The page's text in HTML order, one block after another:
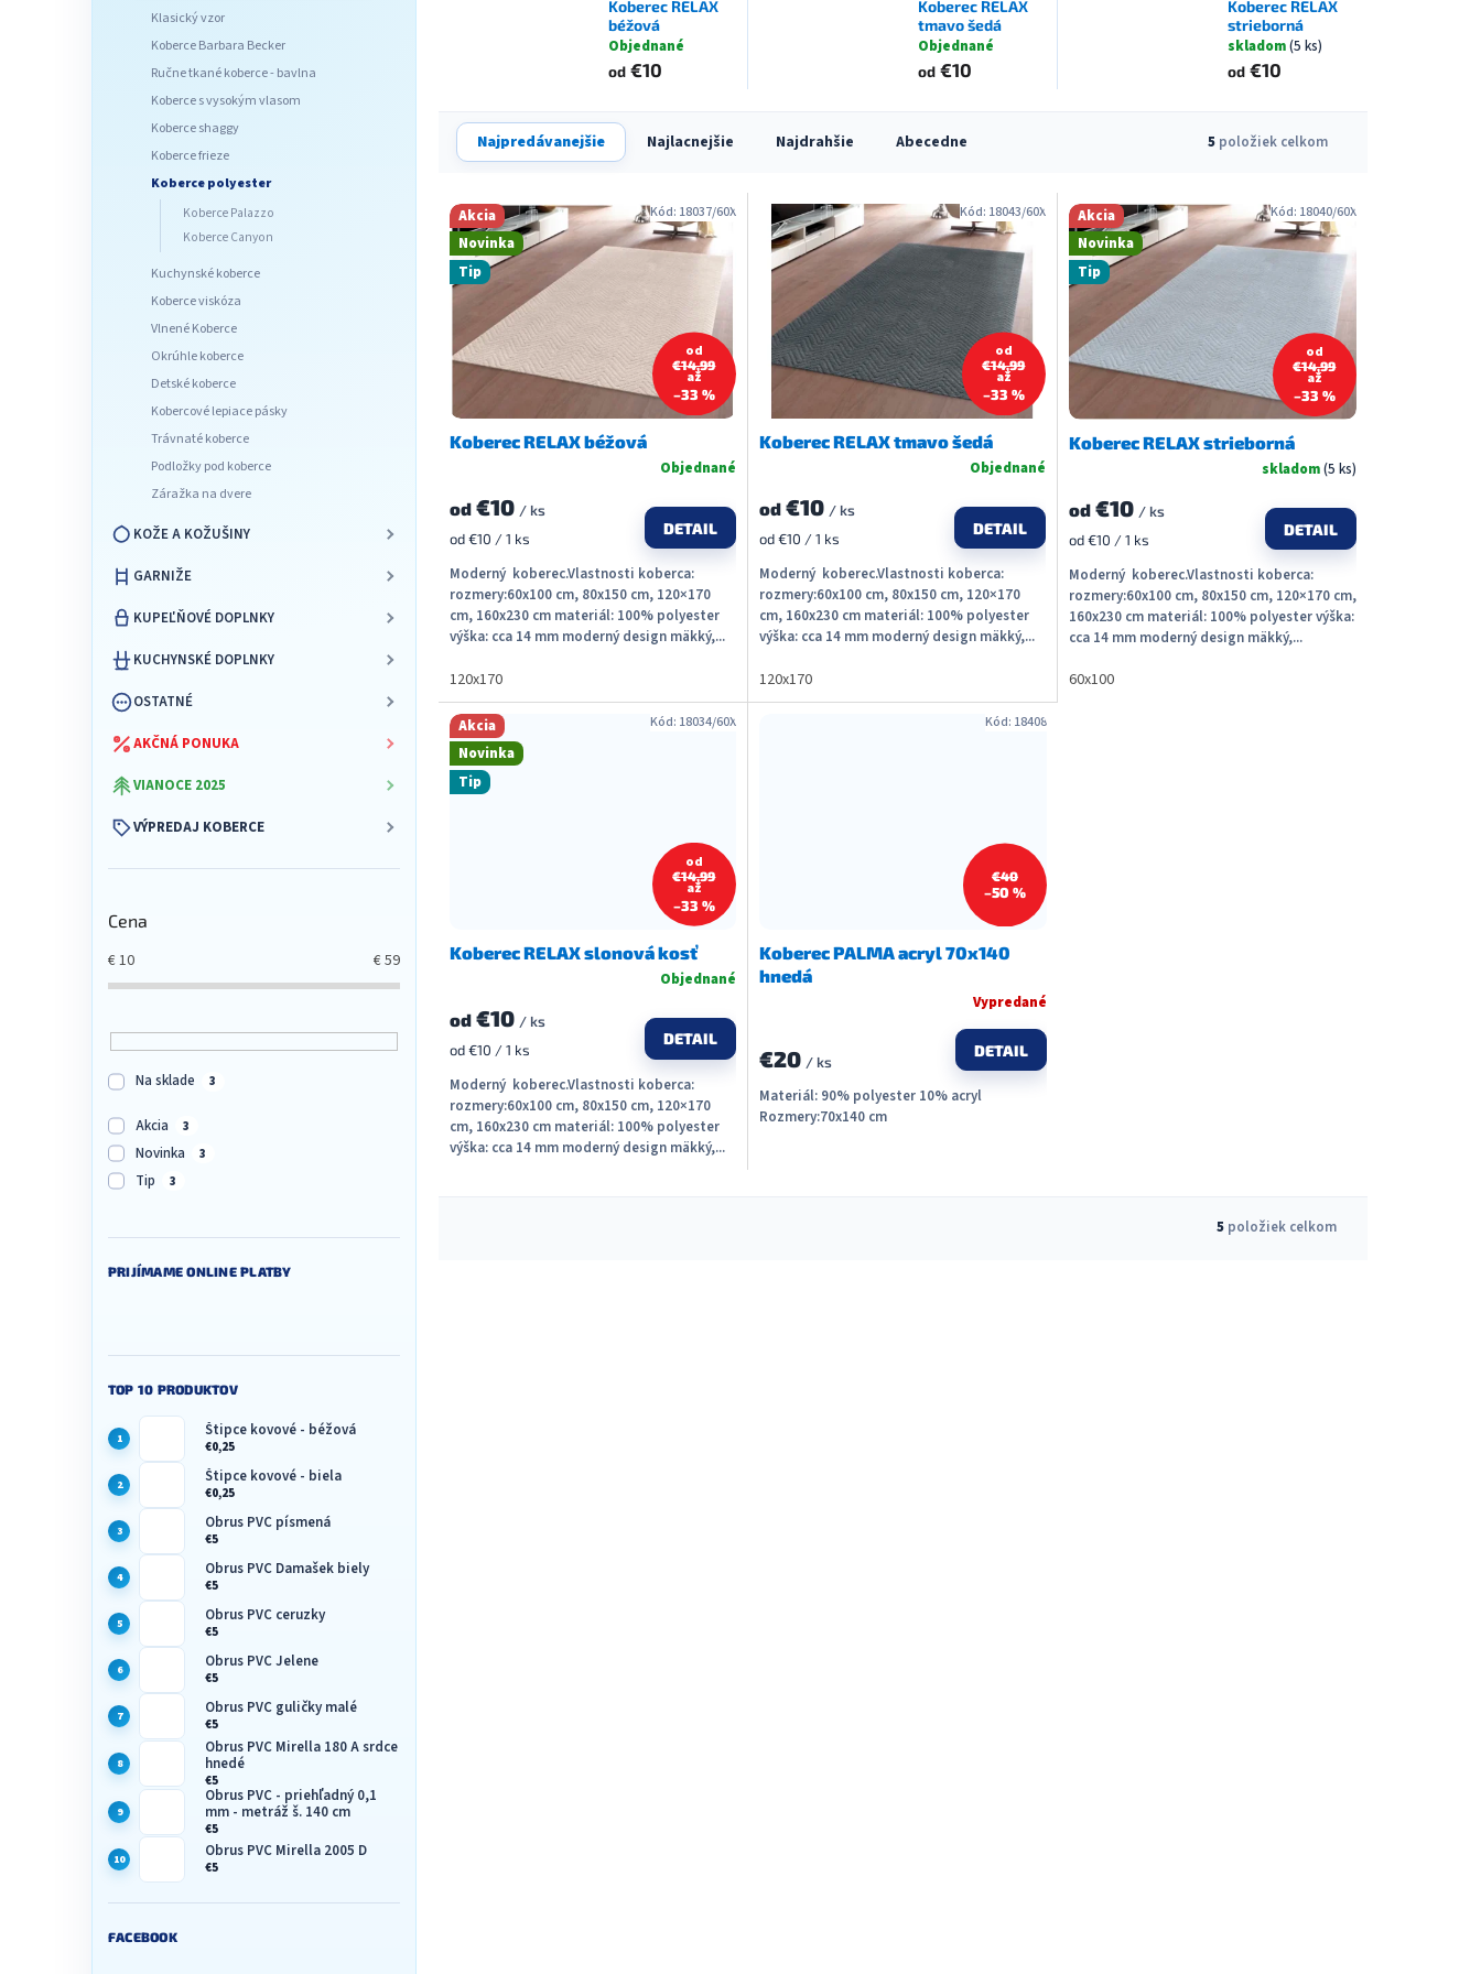
Klasický vzor
Koberce Barbara Becker
Ručne tkané koberce - bavlna
Koberce s vysokým vlasom
Koberce shaggy
Koberce frieze
Koberce polyester
Koberce Palazzo
Koberce Canyon
Kuchynské koberce
Koberce viskóza
Vlnené Koberce
Okrúhle koberce
Detské koberce
Kobercové lepiace pásky
Trávnaté koberce
Podložky pod koberce
Záražka na dvere
KOŽE A KOŽUŠINY
GARNIŽE
KUPEĽŇOVÉ DOPLNKY
KUCHYNSKÉ DOPLNKY
OSTATNÉ
AKČNÁ PONUKA
VIANOCE 2025
VÝPREDAJ KOBERCE
Cena
€10 €59
Na sklade 3
Akcia 3
Novinka 3
Tip 3
PRIJÍMAME ONLINE PLATBY
TOP 10 PRODUKTOV
Štipce kovové - béžová
€0,25
Štipce kovové - biela
€0,25
Obrus PVC písmená
€5
Obrus PVC Damašek biely
€5
Obrus PVC ceruzky
€5
Obrus PVC Jelene
€5
Obrus PVC guličky malé
€5
Obrus PVC Mirella 180 A srdce
hnedé
€5
Obrus PVC - priehľadný 0,1
mm - metráž š. 140 cm
€5
Obrus PVC Mirella 2005 D
€5
FACEBOOK
Koberec RELAX
béžová
Objednané
od €10
Koberec RELAX
tmavo šedá
Objednané
od €10
Koberec RELAX
strieborná
skladom(5 ks)
od €10
R
a
e
n
i
e
o
k
t
v
Najpredávanejšie Najlacnejšie Najdrahšie Abecedne 5 položiek celkom
p
Akcia
Novinka
Tip
od
€14,99
až
–33 %
Koberec RELAX béžová
Objednané
od €10 / ks
Jednotková
od €10 / 1 ks
DETAIL
Moderný koberec.Vlastnosti koberca:
rozmery:60x100 cm, 80x150 cm, 120×170
cm, 160x230 cm materiál: 100% polyester
výška: cca 14 mm moderný design mäkký,...
120x170
Kód: 18037/60X
od
€14,99
až
–33 %
Koberec RELAX tmavo šedá
Objednané
od€10 / ks
Jednotková
od €10 / 1 ks
DETAIL
Moderný koberec.Vlastnosti koberca:
rozmery:60x100 cm, 80x150 cm, 120×170
cm, 160x230 cm materiál: 100% polyester
výška: cca 14 mm moderný design mäkký,...
120x170
Kód: 18043/60X
Akcia
Novinka
Tip
od
€14,99
až
–33 %
Koberec RELAX strieborná
skladom(5 ks)
od€10 / ks
Jednotková
od €10 / 1 ks
DETAIL
Moderný koberec.Vlastnosti koberca:
rozmery:60x100 cm, 80x150 cm, 120×170 cm,
160x230 cm materiál: 100% polyester výška:
cca 14 mm moderný design mäkký,...
60x100
Kód: 18040/60X
Akcia
Novinka
Tip
od
€14,99
až
–33 %
Koberec RELAX slonová kosť
Objednané
od €10 / ks
Jednotková
od €10 / 1 ks
DETAIL
Moderný koberec.Vlastnosti koberca:
rozmery:60x100 cm, 80x150 cm, 120×170
cm, 160x230 cm materiál: 100% polyester
výška: cca 14 mm moderný design mäkký,...
Kód: 18034/60X
€40
–50 %
Koberec PALMA acryl 70x140
hnedá
Vypredané
€20 / ks
DETAIL
Materiál: 90% polyester 10% acryl
Rozmery:70x140 cm
Kód: 18408
5 položiek celkom